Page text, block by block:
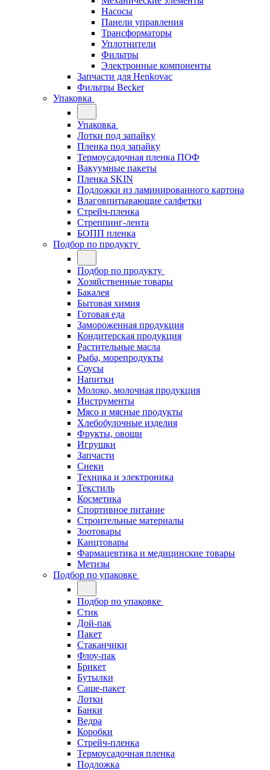
Насосы
Панели управления
Трансформаторы
Уплотнители
Фильтры
Электронные компоненты
Запчасти для Henkovac
Фильтры Becker
Упаковка
Упаковка
Лотки под запайку
Пленка под запайку
Термоусадочная пленка ПОФ
Вакуумные пакеты
Пленка SKIN
Подложки из ламинированного картона
Влаговпитывающие салфетки
Стрейч-пленка
Стреппинг-лента
БОПП пленка
Подбор по продукту
Подбор по продукту
Хозяйственные товары
Бакалея
Бытовая химия
Готовая еда
Замороженная продукция
Кондитерская продукция
Растительные масла
Рыба, морепродукты
Соусы
Напитки
Молоко, молочная продукция
Инструменты
Мясо и мясные продукты
Хлебобулочные изделия
Фрукты, овощи
Игрушки
Запчасти
Снеки
Техника и электроника
Текстиль
Косметика
Спортивное питание
Строительные материалы
Зоотовары
Канцтовары
Фармацевтика и медицинские товары
Метизы
Подбор по упаковке
Подбор по упаковке
Стик
Дой-пак
Пакет
Стаканчики
Флоу-пак
Брикет
Бутылки
Саше-пакет
Лотки
Банки
Ведра
Коробки
Стрейч-пленка
Термоусадочная пленка
Подложка